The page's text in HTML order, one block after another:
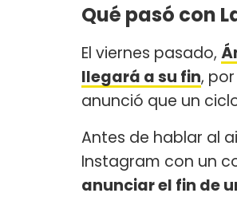
Qué pasó con
El viernes pasado,
llegará a su fin,
anunció que un
Antes de hablar al
Instagram con un
anunciar el fin de